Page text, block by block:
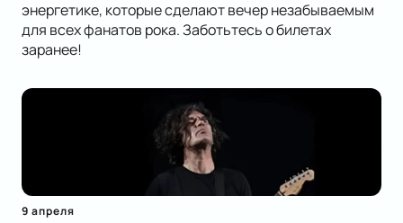
энергетике, которые сделают вечер незабываемым
для всех фанатов рока. Заботьтесь о билетах
заранее!
9 апреля